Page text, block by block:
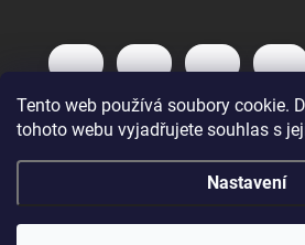
Tento web používá soubory cookie.
tohoto webu vyjadřujete souhlas s
Nastavení